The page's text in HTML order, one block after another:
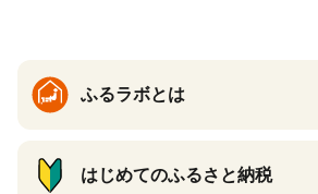
ふるラボとは
はじめてのふるさと納税